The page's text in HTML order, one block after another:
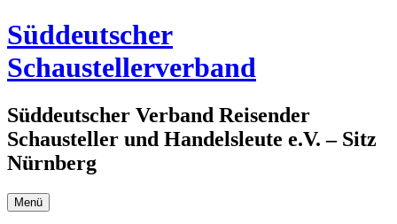
Zum
Inhalt
springen
Süddeutscher
Schaustellerverband
Süddeutscher Verband Reisender
Schausteller und Handelsleute e.V. – Sitz
Nürnberg
Menü